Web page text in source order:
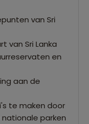
van Sri
van Sri Lanka
en
aan de
te maken door
parken